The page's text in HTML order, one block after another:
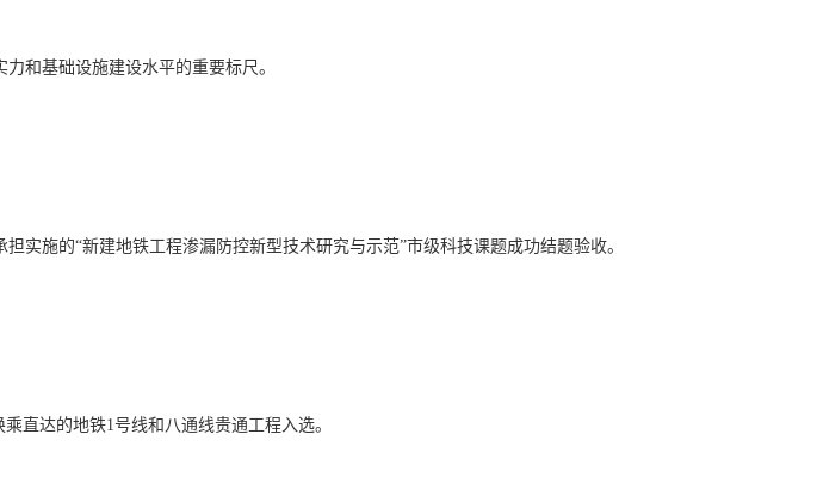
和基础设施建设水平的重要标尺。
实施的“新建地铁工程渗漏防控新型技术研究与示范”市级科技课题成功结题验收。
直达的地铁1号线和八通线贵通工程入选。